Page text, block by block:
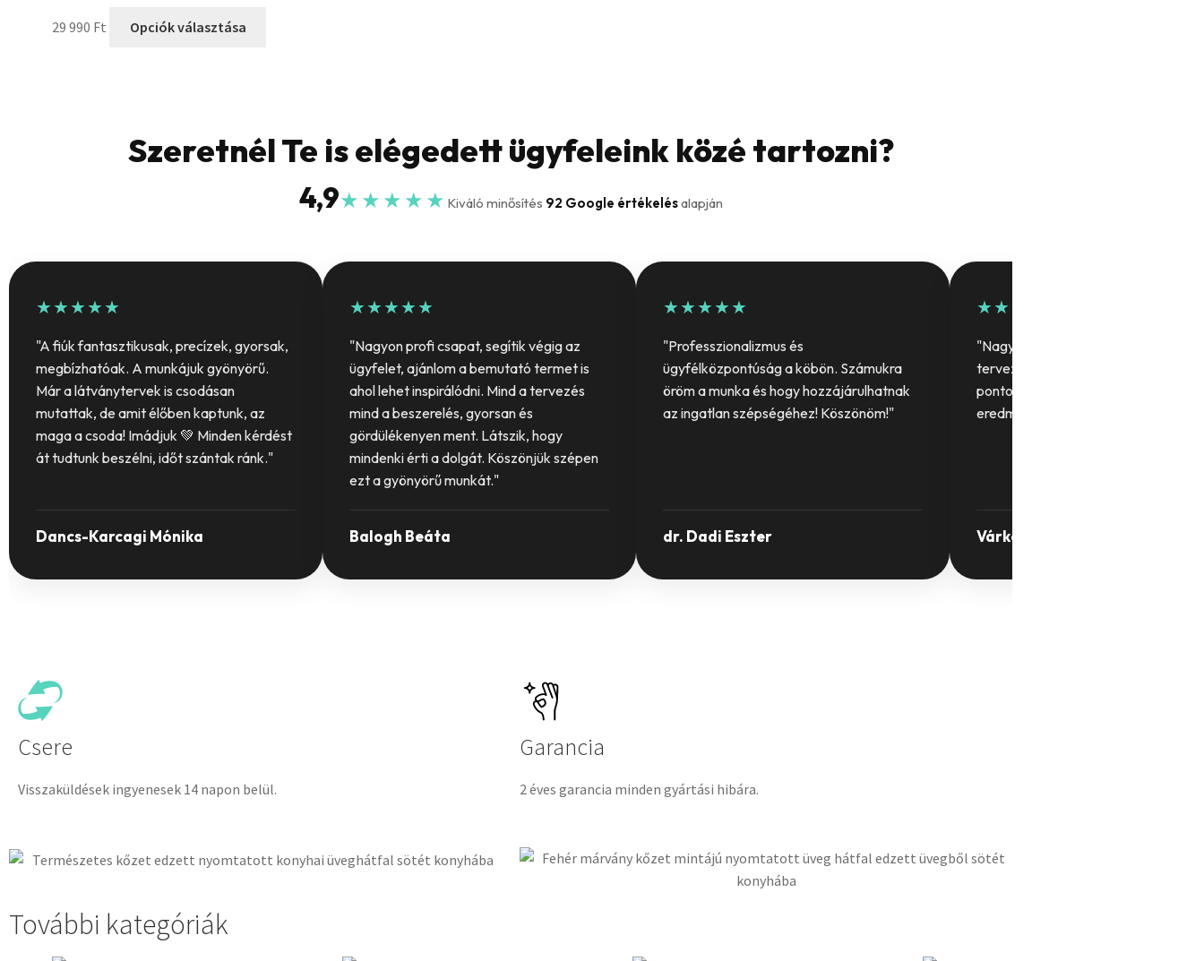
29 990 Ft Opciók választása
Szeretnél Te is elégedett ügyfeleink közé tartozni?
4,9★★★★★ Kiváló minősítés 92 Google értékelésalapján
★★★★★
"A fiúk fantasztikusak, precízek, gyorsak,
megbízhatóak. A munkájuk gyönyörű.
Már a látványtervek is csodásan
mutattak, de amit élőben kaptunk, az
maga a csoda! Imádjuk 💚 Minden kérdést
át tudtunk beszélni, időt szántak ránk."
Dancs-Karcagi Mónika
★★★★★
"Nagyon profi csapat, segítik végig az
ügyfelet, ajánlom a bemutató termet is
ahol lehet inspirálódni. Mind a tervezés
mind a beszerelés, gyorsan és
gördülékenyen ment. Látszik, hogy
mindenki érti a dolgát. Köszönjük szépen
ezt a gyönyörű munkát."
Balogh Beáta
★★★★★
"Professzionalizmus és
ügyfélközpontúság a köbön. Számukra
öröm a munka és hogy hozzájárulhatnak
az ingatlan szépségéhez! Köszönöm!"
dr. Dadi Eszter
★★★★★
"Nagyon sok segítséget kaptunk a
tervezés során. Köszönjük a precíz,
pontos munkát, lenyűgöző lett az
eredmény!"
Várkondi László
Csere
Visszaküldések ingyenesek 14 napon belül.
Garancia
2 éves garancia minden gyártási hibára.
További kategóriák